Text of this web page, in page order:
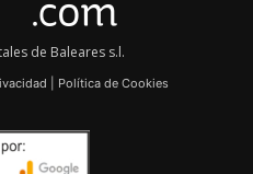
de Baleares s.l.
Política de Cookies